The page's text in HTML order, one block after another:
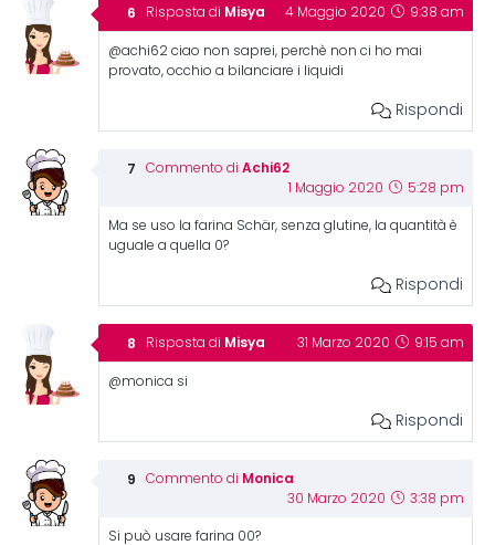
Risposta di Misya 4 Maggio 2020 9:38 am
@achi62 ciao non saprei, perchè non ci ho mai
provato, occhio a bilanciare i liquidi
Rispondi
Commento di Achi62
1 Maggio 2020 5:28 pm
Ma se uso la farina Schär, senza glutine, la quantità è
uguale a quella 0?
Rispondi
Risposta di Misya 31 Marzo 2020 9:15 am
@monica si
Rispondi
Commento di Monica
30 Marzo 2020 3:38 pm
Si può usare farina 00?